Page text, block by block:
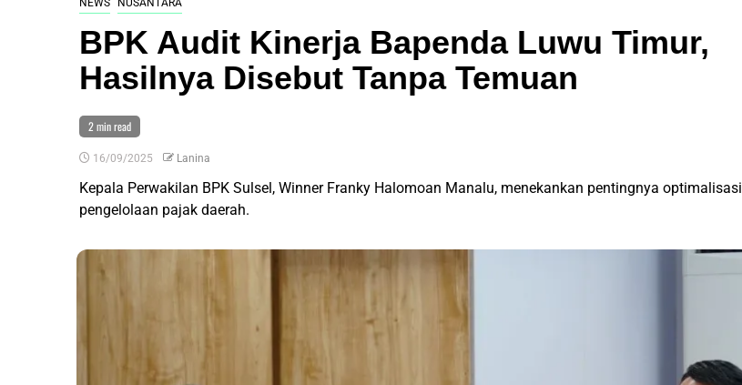
NEWS NUSANTARA
BPK Audit Kinerja Bapenda Luwu Timur,
Hasilnya Disebut Tanpa Temuan
2 min read
16/09/2025 Lanina
Kepala Perwakilan BPK Sulsel, Winner Franky Halomoan Manalu, menekankan pentingnya optimalisasi
pengelolaan pajak daerah.